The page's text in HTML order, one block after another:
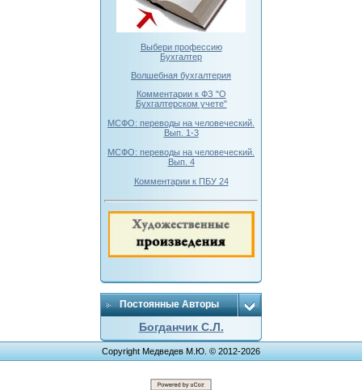
Выбери профессию
Бухгалтер
Волшебная бухгалтерия
Комментарии к ФЗ "О
Бухгалтерском учете"
МСФО: переводы на человеческий.
Вып. 1-3
МСФО: переводы на человеческий.
Вып. 4
Комментарии к ПБУ 24
Постоянные Авторы
Богданчик С.Л.
Copyright Медведев М.Ю. © 2012-2026